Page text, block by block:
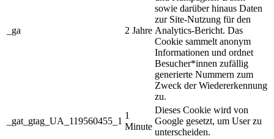
_ga 2 Jahre
sowie darüber hinaus Daten
zur Site-Nutzung für den
Analytics-Bericht. Das
Cookie sammelt anonym
Informationen und ordnet
Besucher*innen zufällig
generierte Nummern zum
Zweck der Wiedererkennung
zu.
_gat_gtag_UA_119560455_1
1
Minute
Dieses Cookie wird von
Google gesetzt, um User zu
unterscheiden.